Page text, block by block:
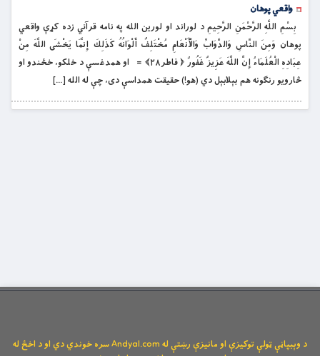
واقعي پوهان
بِسْمِ اللَّهِ الرَّحْمَنِ الرَّحِيمِ د لوراند او لورین الله په نامه قرآني زده کړې واقعي
پوهان وَمِنَ النَّاسِ وَالدَّوَابِّ وَالْأَنْعَامِ مُخْتَلِفٌ أَلْوَانُهُ كَذَلِكَ إِنَّمَا يَخْشَى اللَّهَ مِنْ
عِبَادِهِ الْعُلَمَاءُ إِنَّ اللَّهَ عَزِيزٌ غَفُورٌ ﴿ فاطر۲۸﴾ = او همدغسې د خلکو، خځندو او
څارويو رنګونه هم بېلابېل دي (هو!) حقيقت همداسې دى، چې له الله […]
د وېبپاڼې ټولې توکیزې او مانیزې رښتې له Andyal.com سره خوندي دي او د اخځ له